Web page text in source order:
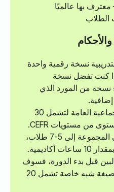
الطلاب
نسخة رقمية واحدة
كنت تفضل نسخة
من المورد الذي
تم تصميم الدروس الجماعية العامة لتشمل 30
ساعة أكاديمية لكل مستوى من مستويات CEFR.
إذا زاد عدد الطلاب في المجموعة إلى 5-7 طلاب،
فسوف نمدد البرنامج بمقدار 10 ساعات أكاديمية.
قبل بدء الدورة، فسوف
تتحول المجموعة إلى صيغة شبه خاصة تشمل 20